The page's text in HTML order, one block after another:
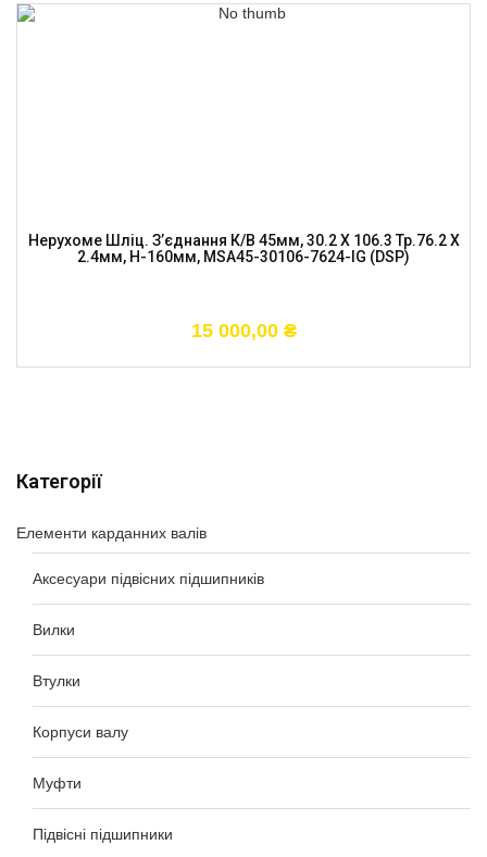
Категорії
Елементи карданних валів
Аксесуари підвісних підшипників
Вилки
Втулки
Корпуси валу
Муфти
Підвісні підшипники
Нерухоме Шліц. З’єднання К/в 45мм, 30.2 X 106.3 Тр.76.2 X
2.4мм, H-160мм, MSA45-30106-7624-IG (DSP)
15 000,00 ₴